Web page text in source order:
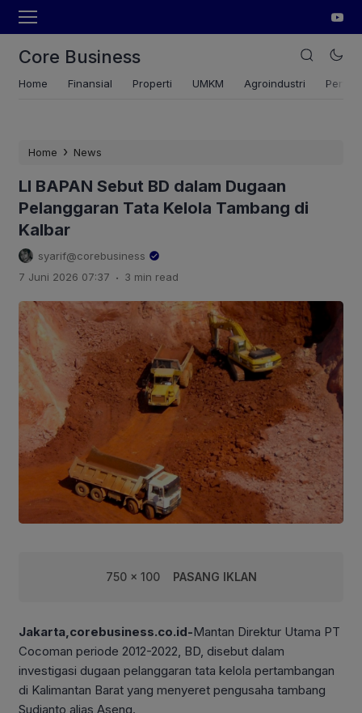
Core Business
Home Finansial Properti UMKM Agroindustri
Home › News
LI BAPAN Sebut BD dalam Dugaan
Pelanggaran Tata Kelola Tambang di
Kalbar
syarif@corebusiness
7 Juni 2026 07:37 . 3 min read
750 x 100 PASANG IKLAN
Jakarta,corebusiness.co.id-Mantan Direktur Utama PT
Cocoman periode 2012-2022, BD, disebut dalam
investigasi dugaan pelanggaran tata kelola pertambangan
di Kalimantan Barat yang menyeret pengusaha tambang
Sudianto alias Aseng.